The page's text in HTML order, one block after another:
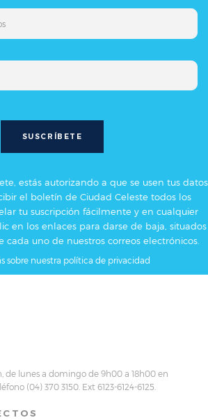
estás autorizando a que se usen tus datos
el boletín de Ciudad Celeste todos los
tu suscripción fácilmente y en cualquier
en los enlaces para darse de baja, situados
uno de nuestros correos electrónicos.
sobre nuestra política de privacidad
de lunes a domingo de 9h00 a 18h00 en
(04) 370 3150. Ext 6123-6124-6125.